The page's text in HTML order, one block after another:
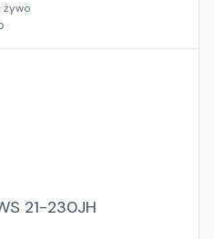
żywo
21-230JH